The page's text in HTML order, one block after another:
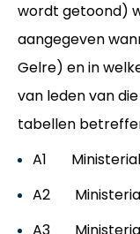
wordt getoond)
aangegeven
Gelre) en in
van leden van
tabellen
A1
A2